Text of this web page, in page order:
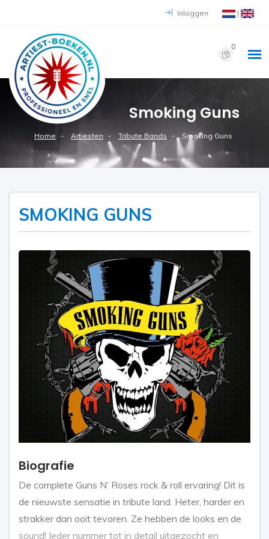
Inloggen |
0
Smoking Guns
Home Artiesten Tribute Bands Smoking Guns
SMOKING GUNS
Biografie
De complete Guns N’ Roses rock & roll ervaring! Dit is
de nieuwste sensatie in tribute land. Heter, harder en
strakker dan ooit tevoren. Ze hebben de looks en de
sound! Ieder nummer tot in detail uitgezocht en